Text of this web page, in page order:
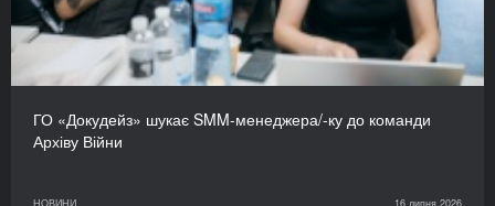
ГО «Докудейз» шукає SMM-менеджера/-ку до команди
Архіву Війни